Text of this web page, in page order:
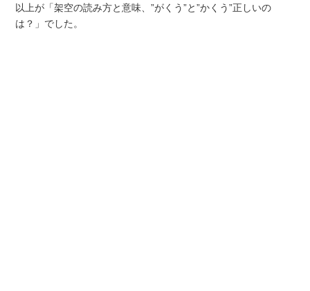
以上が「架空の読み方と意味、”がくう”と”かくう”正しいの
は？」でした。